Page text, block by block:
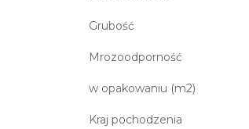
Grubość
Mrozoodporność
w opakowaniu (m2)
Kraj pochodzenia